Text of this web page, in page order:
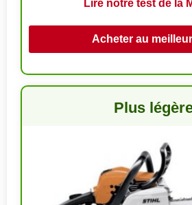
Lire notre test de la
Acheter au
Plus